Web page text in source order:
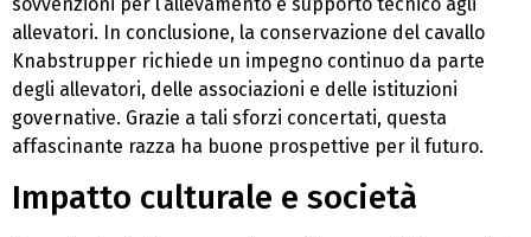
allevatori. In conclusione, la conservazione del cavallo
Knabstrupper richiede un impegno continuo da parte
degli allevatori, delle associazioni e delle istituzioni
governative. Grazie a tali sforzi concertati, questa
affascinante razza ha buone prospettive per il futuro.
Impatto culturale e società